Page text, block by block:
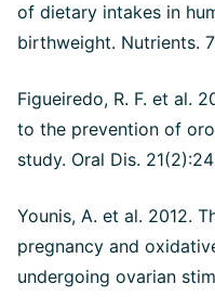
of dietary intakes in
birthweight. Nutrients.
Figueiredo, R. F. et al.
to the prevention of
study. Oral Dis.
Younis, A. et al. 2012.
pregnancy and
undergoing ovarian